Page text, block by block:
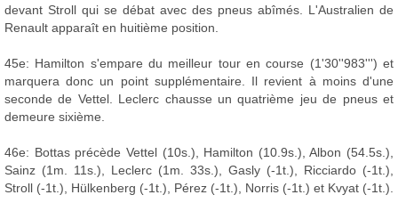
devant Stroll qui se débat avec des pneus abîmés. L'Australien de
Renault apparaît en huitième position.
45e: Hamilton s'empare du meilleur tour en course (1'30''983''') et
marquera donc un point supplémentaire. Il revient à moins d'une
seconde de Vettel. Leclerc chausse un quatrième jeu de pneus et
demeure sixième.
46e: Bottas précède Vettel (10s.), Hamilton (10.9s.), Albon (54.5s.),
Sainz (1m. 11s.), Leclerc (1m. 33s.), Gasly (-1t.), Ricciardo (-1t.),
Stroll (-1t.), Hülkenberg (-1t.), Pérez (-1t.), Norris (-1t.) et Kvyat (-1t.).